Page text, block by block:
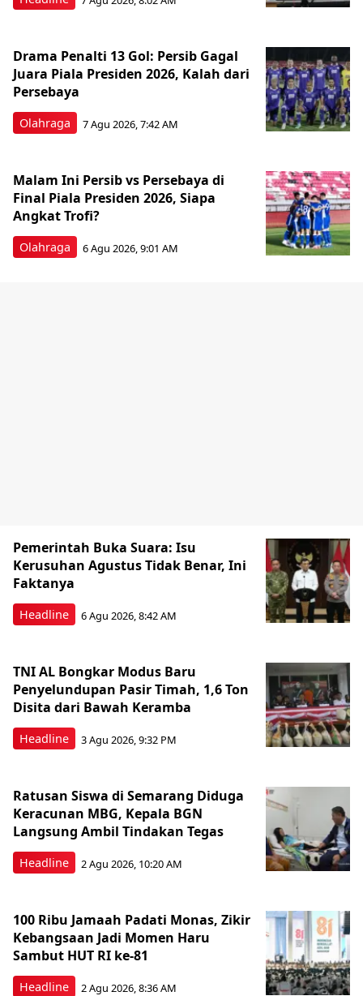
Olahraga
Drama Penalti 13 Gol: Persib Gagal
Juara Piala Presiden 2026, Kalah dari
Persebaya
7 Agu 2026, 7:42 AM
Olahraga
Malam Ini Persib vs Persebaya di
Final Piala Presiden 2026, Siapa
Angkat Trofi?
6 Agu 2026, 9:01 AM
Headline
Pemerintah Buka Suara: Isu
Kerusuhan Agustus Tidak Benar, Ini
Faktanya
6 Agu 2026, 8:42 AM
Headline
TNI AL Bongkar Modus Baru
Penyelundupan Pasir Timah, 1,6 Ton
Disita dari Bawah Keramba
3 Agu 2026, 9:32 PM
Headline
Ratusan Siswa di Semarang Diduga
Keracunan MBG, Kepala BGN
Langsung Ambil Tindakan Tegas
2 Agu 2026, 10:20 AM
Headline
100 Ribu Jamaah Padati Monas, Zikir
Kebangsaan Jadi Momen Haru
Sambut HUT RI ke-81
2 Agu 2026, 8:36 AM